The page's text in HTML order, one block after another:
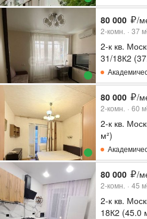
80 000 /
2-комн. 37 м
2-к кв.
31/18К2
80 000 /
2-комн. 60 м
2-к кв.
м²)
80 000 /
2-комн. 45 м
2-к кв.
18К2 (45.0